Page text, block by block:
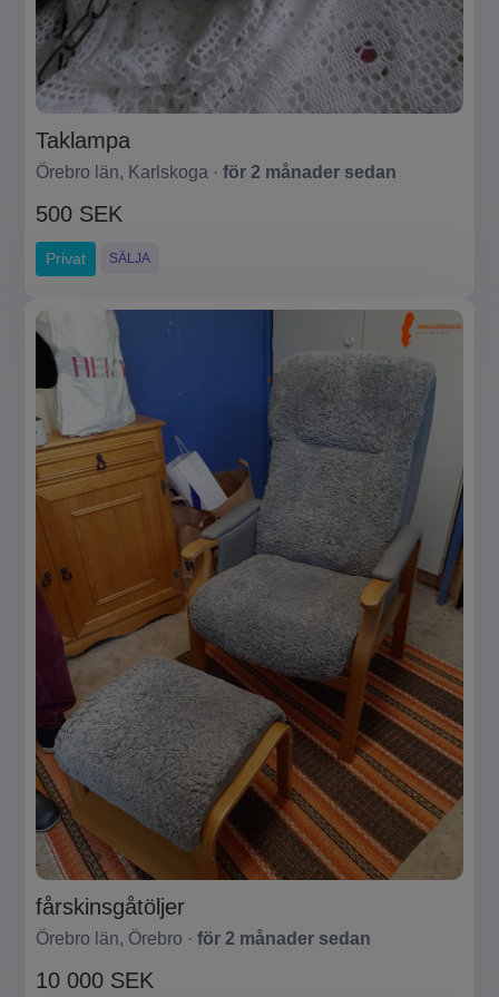
Taklampa
Örebro län, Karlskoga · för 2 månader sedan
500 SEK
Privat SÄLJA
fårskinsgåtöljer
Örebro län, Örebro · för 2 månader sedan
10 000 SEK